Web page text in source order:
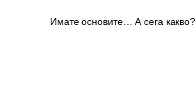
Имате основите… А сега какво?